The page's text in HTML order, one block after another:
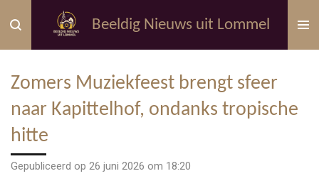
direct
naar
hoofdinhoud
Beeldig Nieuws uit Lommel
Zomers Muziekfeest brengt sfeer
naar Kapittelhof, ondanks tropische
hitte
Gepubliceerd op 26 juni 2026 om 18:20